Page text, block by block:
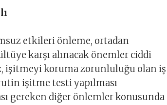
etkileri önleme, ortadan
karşı alınacak önemler ciddi
işitmeyi koruma zorunluluğu olan iş
işitme testi yapılması
gereken diğer önlemler konusunda